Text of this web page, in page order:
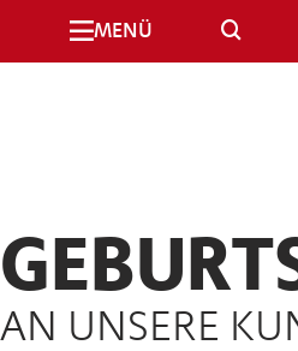
MENÜ SUCHE
AN UNSERE